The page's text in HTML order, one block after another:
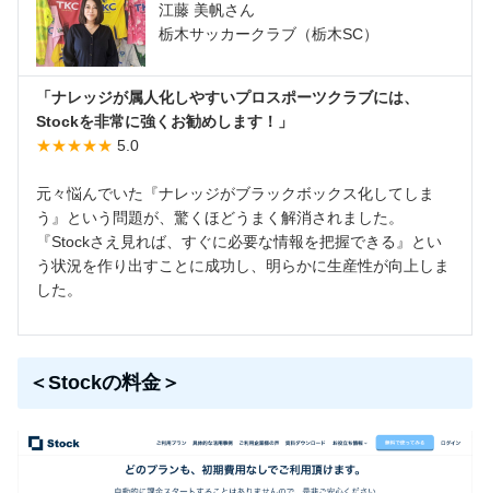
江藤 美帆さん
栃木サッカークラブ（栃木SC）
「ナレッジが属人化しやすいプロスポーツクラブには、
Stockを非常に強くお勧めします！」
★★★★★ 5.0
元々悩んでいた『ナレッジがブラックボックス化してしま
う』という問題が、驚くほどうまく解消されました。
『Stockさえ見れば、すぐに必要な情報を把握できる』とい
う状況を作り出すことに成功し、明らかに生産性が向上しま
した。
＜Stockの料金＞